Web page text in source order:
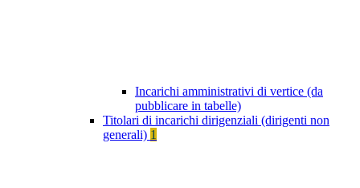
Incarichi amministrativi di vertice (da
pubblicare in tabelle)
Titolari di incarichi dirigenziali (dirigenti non
generali) 1